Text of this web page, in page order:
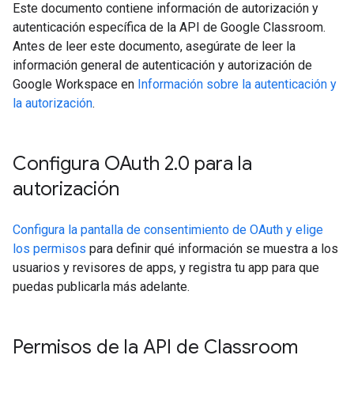
Este documento contiene información de autorización y
autenticación específica de la API de Google Classroom.
Antes de leer este documento, asegúrate de leer la
información general de autenticación y autorización de
Google Workspace en Información sobre la autenticación y
la autorización.
Configura OAuth 2.0 para la
autorización
Configura la pantalla de consentimiento de OAuth y elige
los permisos para definir qué información se muestra a los
usuarios y revisores de apps, y registra tu app para que
puedas publicarla más adelante.
Permisos de la API de Classroom